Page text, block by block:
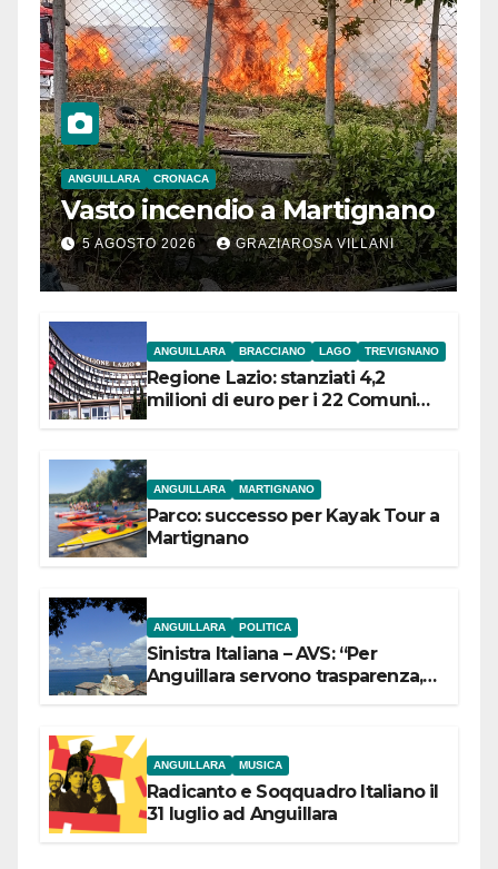
ANGUILLARA CRONACA
Vasto incendio a Martignano
5 AGOSTO 2026 GRAZIAROSA VILLANI
ANGUILLARA BRACCIANO LAGO TREVIGNANO
Regione Lazio: stanziati 4,2
milioni di euro per i 22 Comuni
ANGUILLARA MARTIGNANO
Parco: successo per Kayak Tour a
Martignano
ANGUILLARA POLITICA
Sinistra Italiana – AVS: “Per
Anguillara servono trasparenza,
ANGUILLARA MUSICA
Radicanto e Soqquadro Italiano il
31 luglio ad Anguillara